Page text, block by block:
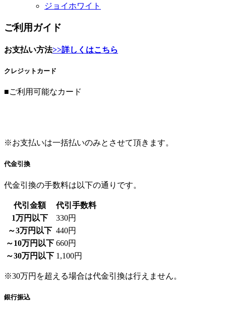
ジョイホワイト
ご利用ガイド
お支払い方法>>詳しくはこちら
クレジットカード
■ご利用可能なカード
※お支払いは一括払いのみとさせて頂きます。
代金引換
代金引換の手数料は以下の通りです。
代引金額
代引手数料
1万円以下
330円
～3万円以下 440円
～10万円以下 660円
～30万円以下 1,100円
※30万円を超える場合は代金引換は行えません。
銀行振込